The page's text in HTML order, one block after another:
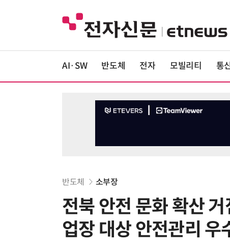
AI·SW 반도체 전자 모빌리티 통
반도체 소부장
전북 안전 문화 확산
업장 대상 안전관리 우